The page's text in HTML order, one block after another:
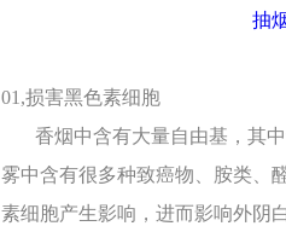
抽
01,损害黑色素细胞
香烟中含有大量自由基，其中
雾中含有很多种致癌物、胺类、
素细胞产生影响，进而影响外阴